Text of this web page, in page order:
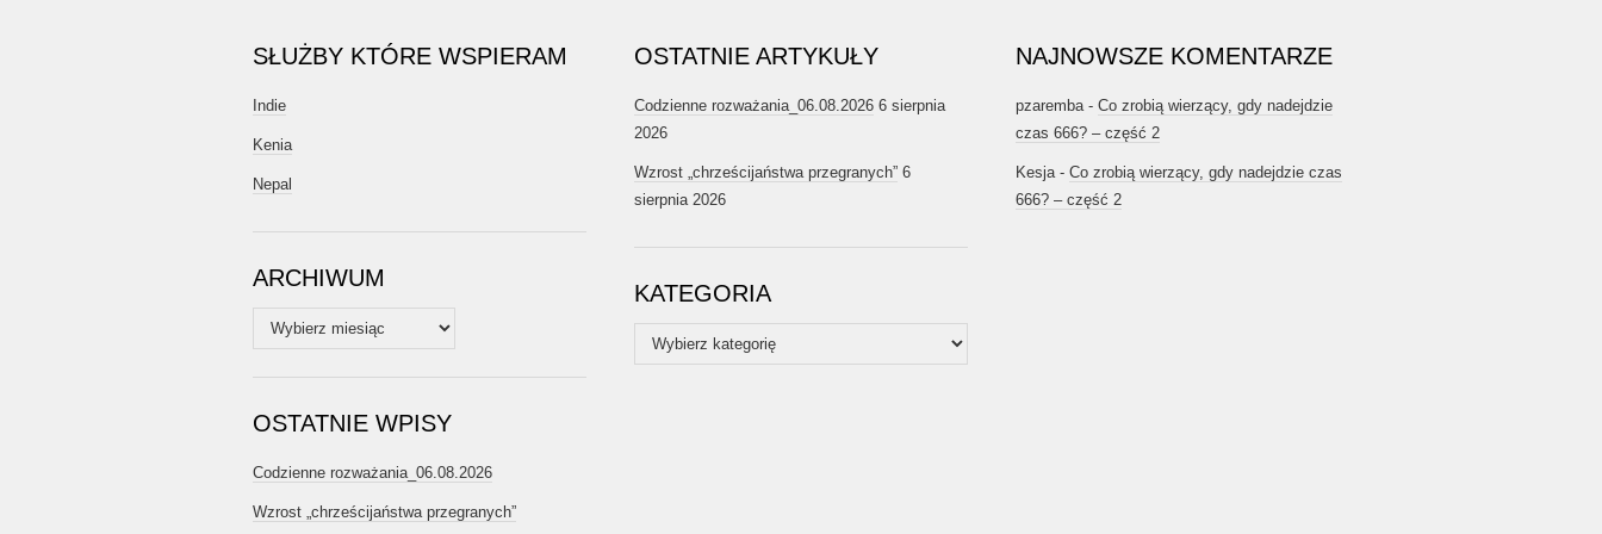
SŁUŻBY KTÓRE WSPIERAM
Indie
Kenia
Nepal
ARCHIWUM
Archiwum
OSTATNIE WPISY
Codzienne rozważania_06.08.2026
Wzrost „chrześcijaństwa przegranych”
OSTATNIE ARTYKUŁY
Codzienne rozważania_06.08.2026 6 sierpnia
2026
Wzrost „chrześcijaństwa przegranych” 6
sierpnia 2026
KATEGORIA
Kategoria
NAJNOWSZE KOMENTARZE
pzaremba- Co zrobią wierzący, gdy nadejdzie
czas 666? – część 2
Kesja- Co zrobią wierzący, gdy nadejdzie czas
666? – część 2